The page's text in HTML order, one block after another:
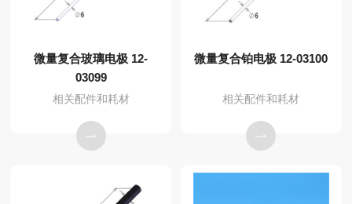
微量复合玻璃电极 12-
03099
相关配件和耗材
微量复合铂电极 12-03100
相关配件和耗材